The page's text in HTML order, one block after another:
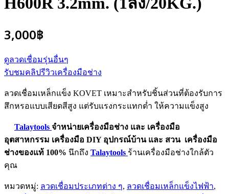
3,000฿
ดูลวดเชื่อมรุ่นอื่นๆ
รับชมคลิปรีวิวเครื่องมือช่าง
ลวดเชื่อมเหล็กแข็ง KOVET เหมาะสำหรับชิ้นส่วนที่ต้องรับการ
สึกหรอแบบเสียดสีสูง แต่รับแรงกระแทกต่ำ ให้ความแข็งสูง
Talaytools จำหน่ายเครื่องมือช่าง และ เครื่องมือ
อุตสาหกรรม เครื่องมือ DIY อุปกรณ์บ้าน และ สวน เครื่องมือ
ช่างของแท้ 100% นึกถึง Talaytools ร้านเครื่องมือช่างใกล้ตัว
คุณ
หมวดหมู่: ลวดเชื่อมประเภทต่าง ๆ, ลวดเชื่อมเหล็กแข็งไฟฟ้า,